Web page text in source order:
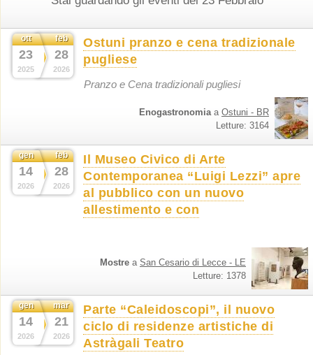
ott
23
2025
feb
28
2026
Ostuni pranzo e cena tradizionale
pugliese
Pranzo e Cena tradizionali pugliesi
Enogastronomiaa Ostuni - BR
Letture: 3164
gen
14
2026
feb
28
2026
Il Museo Civico di Arte
Contemporanea “Luigi Lezzi” apre
al pubblico con un nuovo
allestimento e con
Mostre a San Cesario di Lecce - LE
Letture: 1378
gen
14
2026
mar
21
2026
Parte “Caleidoscopi”, il nuovo
ciclo di residenze artistiche di
Astràgali Teatro